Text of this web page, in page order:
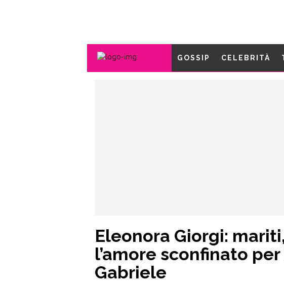
GOSSIP CELEBRITÀ
Eleonora Giorgi:
l’amore sconfinato
Gabriele